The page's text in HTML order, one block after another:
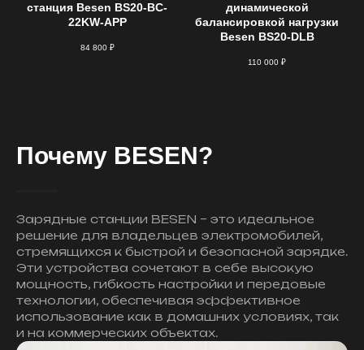
станция Besen BS20-BC-
22KW-APP
84 800 ₽
динамической
балансировкой нагрузки
Besen BS20-DLB
110 000 ₽
Почему BESEN?
Зарядные станции BESEN – это идеальное
решение для владельцев электромобилей,
стремящихся к быстрой и безопасной зарядке.
Эти устройства сочетают в себе высокую
мощность, гибкость настройки и передовые
технологии, обеспечивая эффективное
использование как в домашних условиях, так
и на коммерческих объектах.